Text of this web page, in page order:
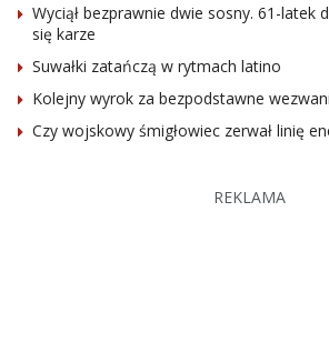
Wyciął bezprawnie dwie sosny. 61-latek
się karze
Suwałki zatańczą w rytmach latino
Kolejny wyrok za bezpodstawne
Czy wojskowy śmigłowiec zerwał linię
REKLAMA